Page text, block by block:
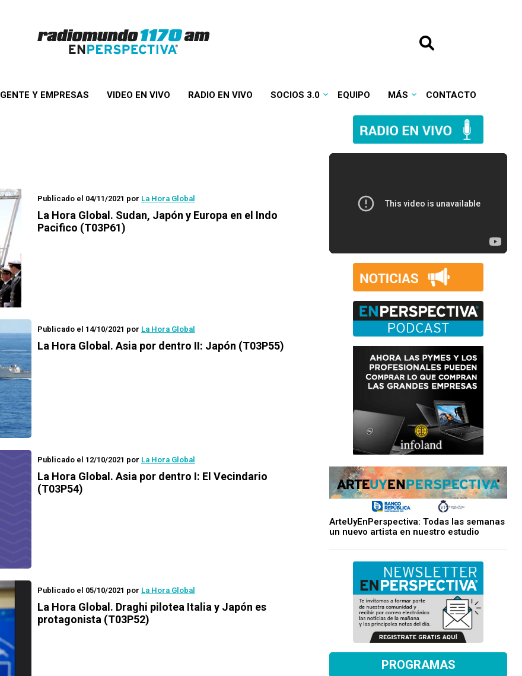
GENTE Y EMPRESAS VIDEO EN VIVO RADIO EN VIVO SOCIOS 3.0 EQUIPO MÁS CONTACTO
Publicado el 04/11/2021 por La Hora Global
La Hora Global. Sudan, Japón y Europa en el Indo
Pacifico (T03P61)
Publicado el 14/10/2021 por La Hora Global
La Hora Global. Asia por dentro II: Japón (T03P55)
Publicado el 12/10/2021 por La Hora Global
La Hora Global. Asia por dentro I: El Vecindario
(T03P54)
Publicado el 05/10/2021 por La Hora Global
La Hora Global. Draghi pilotea Italia y Japón es
protagonista (T03P52)
ArteUyEnPerspectiva: Todas las semanas
un nuevo artista en nuestro estudio
PROGRAMAS